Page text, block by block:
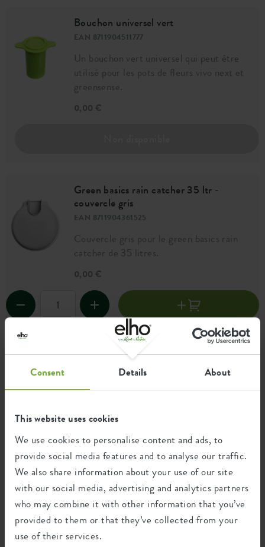
Consent Details About
This website uses cookies
We use cookies to personalise content and ads, to
provide social media features and to analyse our traffic.
We also share information about your use of our site
with our social media, advertising and analytics partners
who may combine it with other information that you’ve
provided to them or that they’ve collected from your
use of their services.
Bouchon universel vert
EAN 8711904511777
Un bouchon vert universel qui peut être
utilisé pour les pots de fleurs vivo next et
greensense.
0,00 €
Green basics rain catcher 35 ltr -
couvercle gris
EAN 8711904361525
Couvercle gris pour le green basics rain
catcher de 35 litres.
0,00 €
Green basics rain catcher 35 ltr -
couvercle noir
catcher de 35 litres.
0,00 €
Self-watering insert 13 cm - indicateur de
niveau d'eau